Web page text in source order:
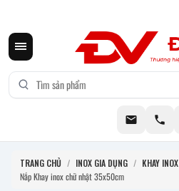
TRANG CHỦ / INOX GIA DỤNG / KHAY INOX
Nắp Khay inox chữ nhật 35x50cm